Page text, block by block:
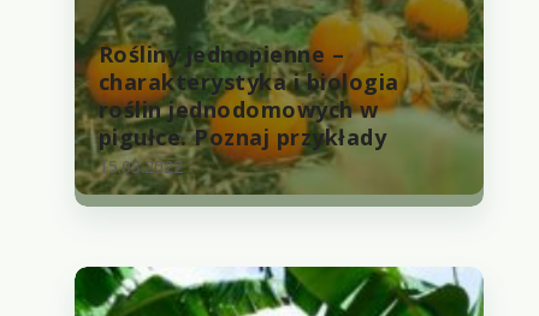
Rośliny jednopienne –
charakterystyka i biologia
roślin jednodomowych w
pigułce. Poznaj przykłady
15.03.2022